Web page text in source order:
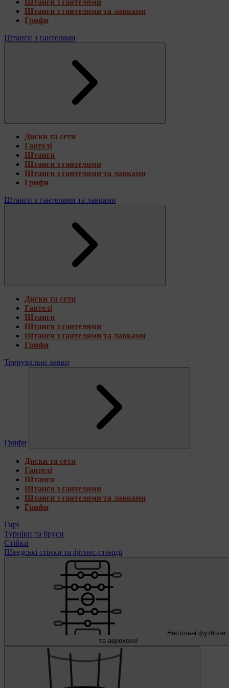
Штанги з гантелями
Штанги з гантелями та лавками
Грифи
Штанги з гантелями
Диски та сети
Гантелі
Штанги
Штанги з гантелями
Штанги з гантелями та лавками
Грифи
Штанги з гантелями та лавками
Диски та сети
Гантелі
Штанги
Штанги з гантелями
Штанги з гантелями та лавками
Грифи
Тренувальні лавки
Грифи
Диски та сети
Гантелі
Штанги
Штанги з гантелями
Штанги з гантелями та лавками
Грифи
Гирі
Турніки та бруси
Стійки
Шведські стінки та фітнес-станції
Настільні футболи
та аерохокеї